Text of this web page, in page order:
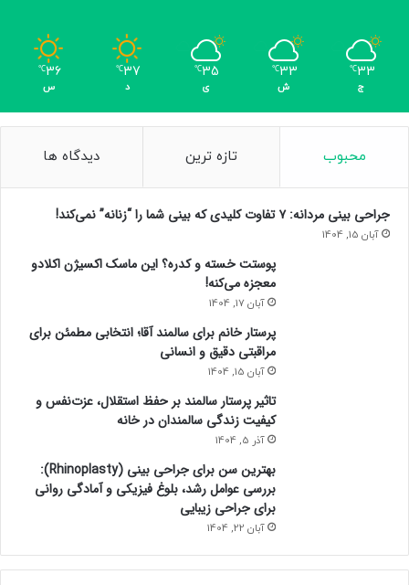
33
℃
ج
33
℃
ش
35
℃
ی
37
℃
د
36
℃
س
محبوب تازه ترین دیدگاه ها
جراحی بینی مردانه: ۷ تفاوت کلیدی که بینی شما را “زنانه” نمی‌کند!
آبان 15, 1404
پوستت خسته و کدره؟ این ماسک اکسیژن اکلادو
معجزه می‌کنه!
آبان 17, 1404
پرستار خانم برای سالمند آقا؛ انتخابی مطمئن برای
مراقبتی دقیق و انسانی
آبان 15, 1404
تاثیر پرستار سالمند بر حفظ استقلال، عزت‌نفس و
کیفیت زندگی سالمندان در خانه
آذر 5, 1404
بهترین سن برای جراحی بینی (Rhinoplasty):
بررسی عوامل رشد، بلوغ فیزیکی و آمادگی روانی
برای جراحی زیبایی
آبان 22, 1404